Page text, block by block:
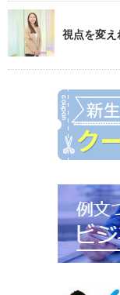
視点を変